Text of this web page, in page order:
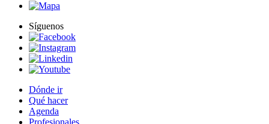
Síguenos
Dónde ir
Qué hacer
Agenda
Profesionales